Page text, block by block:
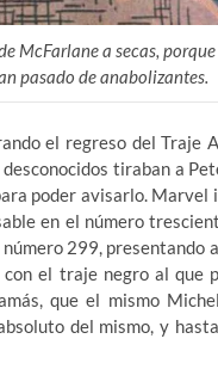
McFarlane a secas,
pasado de anabolizantes.
el regreso del Traje
tiraban a
poder avisarlo. Marvel
en el número
299, presentando
el traje negro al que
que el mismo
del mismo, y